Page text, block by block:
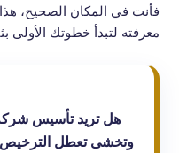
فأنت في المكان الصحيح،
معرفته لتبدأ خطوتك الأولى
هل تريد تأسيس
وتخشى تعطل الترخيص